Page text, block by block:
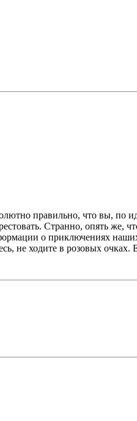
правильно, что вы, по
Странно, опять
о приключениях наших
не ходите в розовых